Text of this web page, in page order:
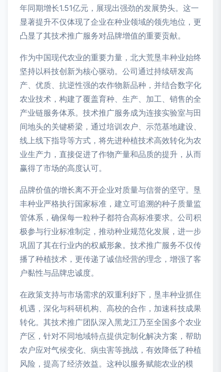
年同期增长1.51亿元，展现出强劲的发展势头。这一
显著提升不仅体现了企业在种业领域的领先地位，更
凸显了其技术推广服务对品牌增值的重要贡献。
作为中国现代农业的重要力量，北大荒垦丰种业始终
坚持以科技创新为核心驱动。公司通过持续研发高
产、优质、抗逆性强的农作物新品种，并结合数字化
农业技术，构建了覆盖育种、生产、加工、销售的全
产业链服务体系。技术推广服务成为连接实验室与田
间地头的关键桥梁，通过培训农户、示范基地建设、
线上线下指导等方式，将先进种植技术高效转化为农
业生产力，直接促进了作物产量和品质的提升，从而
赢得了市场的高度认可。
品牌价值的增长离不开企业对质量与信誉的坚守。垦
丰种业严格执行国家标准，建立可追溯的种子质量监
管体系，确保每一粒种子都符合高标准要求。公司积
极参与行业标准制定，推动种业规范化发展，进一步
巩固了其在行业内的权威形象。技术推广服务不仅传
播了种植技术，更传递了诚信经营的理念，增强了客
户黏性与品牌忠诚度。
在政策支持与市场需求的双重利好下，垦丰种业抓住
机遇，深化与科研机构、高校的合作，加速科技成果
转化。其技术推广团队深入黑龙江乃至全国多个农业
产区，针对不同地域特点提供定制化解决方案，帮助
农户应对气候变化、病虫害等挑战，有效降低了种植
风险，提高了经济效益。这种以服务赋能农业的模